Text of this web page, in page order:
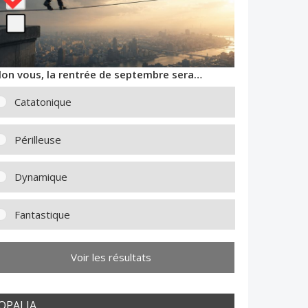
vous, la rentrée de septembre sera…
Catatonique
Périlleuse
Dynamique
Fantastique
Voir les résultats